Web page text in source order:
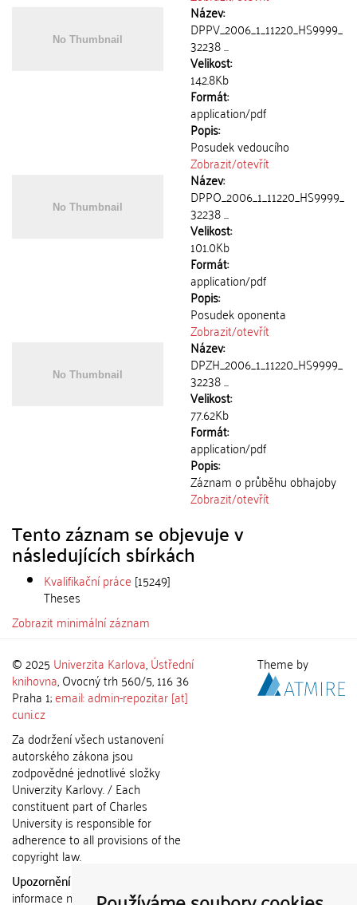
Název:
DPPV_2006_1_11220_HS9999_
32238 ...
Velikost:
142.8Kb
Formát:
application/pdf
Popis:
Posudek vedoucího
Zobrazit/otevřít
Název:
DPPO_2006_1_11220_HS9999_
32238 ...
Velikost:
101.0Kb
Formát:
application/pdf
Popis:
Posudek oponenta
Zobrazit/otevřít
Název:
DPZH_2006_1_11220_HS9999_
32238 ...
Velikost:
77.62Kb
Formát:
application/pdf
Popis:
Záznam o průběhu obhajoby
Zobrazit/otevřít
Tento záznam se objevuje v
následujících sbírkách
Kvalifikační práce [15249]
Theses
Zobrazit minimální záznam
© 2025 Univerzita Karlova,Ústřední
knihovna, Ovocný trh 560/5, 116 36
Praha 1;email: admin-repozitar [at]
cuni.cz
Za dodržení všech ustanovení
autorského zákona jsou
zodpovědné jednotlivé složky
Univerzity Karlovy. / Each
constituent part of Charles
University is responsible for
adherence to all provisions of the
copyright law.
Upozornění / Notice:
informace nemohou být použity k
Theme by